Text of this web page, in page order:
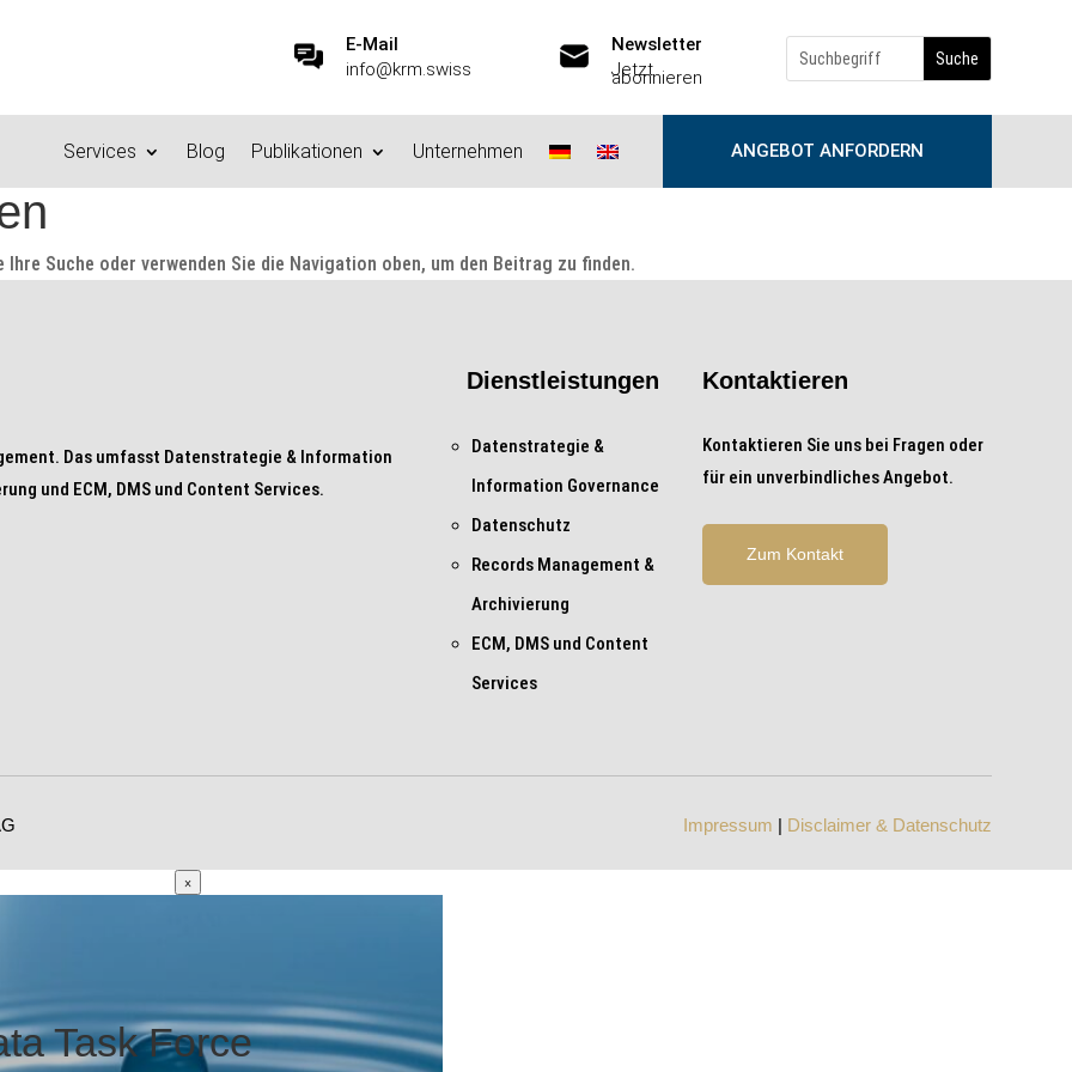
E-Mail
info@krm.swiss
Newsletter
Jetzt
abonnieren
Services Blog Publikationen Unternehmen ANGEBOT ANFORDERN
Suche oder verwenden Sie die Navigation oben, um den Beitrag zu finden.
Das umfasst Datenstrategie & Information
und ECM, DMS und Content Services.
Dienstleistungen
Datenstrategie &
Information Governance
Datenschutz
Records Management &
Archivierung
ECM, DMS und Content
Services
Kontaktieren
Kontaktieren Sie uns bei Fragen oder
für ein unverbindliches Angebot.
Zum Kontakt
Impressum | Disclaimer & Datenschutz
×
Task Force